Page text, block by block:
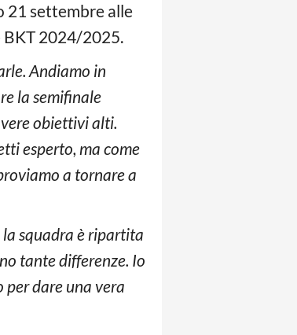
21 settembre alle
BKT 2024/2025.
Andiamo in
la semifinale
obiettivi alti.
esperto, ma come
a tornare a
la squadra è ripartita
tante differenze. Io
per dare una vera